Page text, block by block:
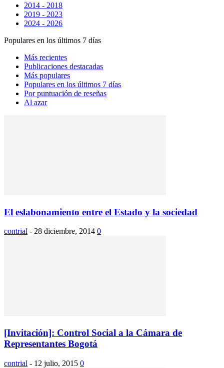
2014 - 2018
2019 - 2023
2024 - 2026
Populares en los últimos 7 días
Más recientes
Publicaciones destacadas
Más populares
Populares en los últimos 7 días
Por puntuación de reseñas
Al azar
El eslabonamiento entre el Estado y la sociedad
contrial - 28 diciembre, 2014 0
[Invitación]: Control Social a la Cámara de
Representantes Bogotá
contrial - 12 julio, 2015 0